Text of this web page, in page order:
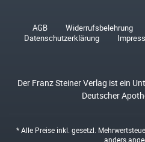
AGB Widerrufsbelehrung
Datenschutzerklärung
Der Franz Steiner Verlag ist ein
Deutscher
* Alle Preise inkl. gesetzl.
anders